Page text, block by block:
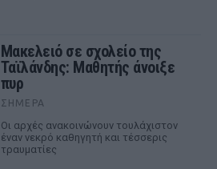
Μακελειό σε σχολείο της
Ταϊλάνδης: Μαθητής άνοιξε
πυρ
ΣΉΜΕΡΑ
Οι αρχές ανακοινώνουν τουλάχιστον
έναν νεκρό καθηγητή και τέσσερις
τραυματίες